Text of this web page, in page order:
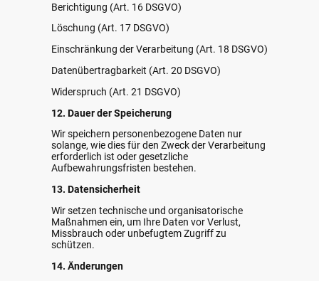
Berichtigung (Art. 16 DSGVO)
Löschung (Art. 17 DSGVO)
Einschränkung der Verarbeitung (Art. 18 DSGVO)
Datenübertragbarkeit (Art. 20 DSGVO)
Widerspruch (Art. 21 DSGVO)
12. Dauer der Speicherung
Wir speichern personenbezogene Daten nur
solange, wie dies für den Zweck der Verarbeitung
erforderlich ist oder gesetzliche
Aufbewahrungsfristen bestehen.
13. Datensicherheit
Wir setzen technische und organisatorische
Maßnahmen ein, um Ihre Daten vor Verlust,
Missbrauch oder unbefugtem Zugriff zu
schützen.
14. Änderungen